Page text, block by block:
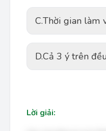
C.Thời gian làm
D.Cả 3 ý trên
Lời giải: